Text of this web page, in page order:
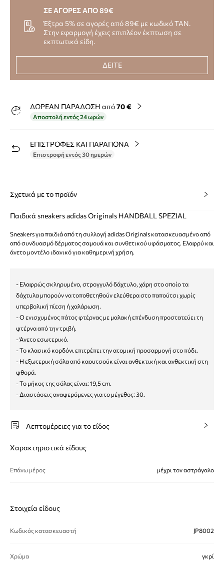
ΣΕ ΑΓΟΡΕΣ ΑΠΟ 89€
Έξτρα 5% σε αγορές από 89€ με κωδικό TAN.
Στην εφαρμογή έχεις επιπλέον έκπτωση σε
εκπτωτικά είδη.
ΔΕΙΤΕ
ΔΩΡΕΑΝ ΠΑΡΑΔΟΣΗ από70 €
Αποστολή εντός 24 ωρών
ΕΠΙΣΤΡΟΦΕΣ ΚΑΙ ΠΑΡΑΠΟΝΑ
Επιστροφή εντός 30 ημερών
Σχετικά με το προϊόν
Παιδικά sneakers adidas Originals HANDBALL SPEZIAL
Sneakers για παιδιά από τη συλλογή adidas Originals κατασκευασμένο από
από συνδυασμό δέρματος σαμουά και συνθετικού υφάσματος. Ελαφρύ και
άνετο μοντέλο ιδανικό για καθημερινή χρήση.
- Ελαφρώς σκληρυμένο, στρογγυλό δάχτυλο, χάρη στο οποίο τα
δάχτυλα μπορούν να τοποθετηθούν ελεύθερα στο παπούτσι χωρίς
υπερβολική πίεση ή χαλάρωση.
- Ο ενισχυμένος πάτος φτέρνας με μαλακή επένδυση προστατεύει τη
φτέρνα από την τριβή.
- Άνετο εσωτερικό.
- Το κλασικό κορδόνι επιτρέπει την ατομική προσαρμογή στο πόδι.
- Η εξωτερική σόλα από καουτσούκ είναι ανθεκτική και ανθεκτική στη
φθορά.
- Το μήκος της σόλας είναι: 19,5 cm.
- Διαστάσεις αναφερόμενες για το μέγεθος: 30.
Λεπτομέρειες για το είδος
Χαρακτηριστικά είδους
Επάνω μέρος μέχρι τον αστράγαλο
Στοιχεία είδους
Κωδικός κατασκευαστή JP8002
Χρώμα γκρί